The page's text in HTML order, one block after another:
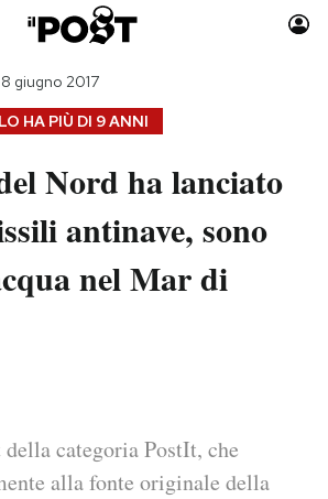
Auto
Moda
Consumismi
Storie/Idee
Mondiali calcio 2026
HA PIÙ DI 9 ANNI
giugno 2017
Nord ha lanciato
antinave, sono
nel Mar di
della categoria PostIt, che
alla fonte originale della